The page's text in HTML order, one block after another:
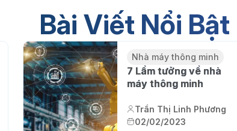
Bài Viết Nổi Bật
Nhà máy thông minh
7 Lầm tưởng về nhà
máy thông minh
Trần Thị Linh Phương
02/02/2023